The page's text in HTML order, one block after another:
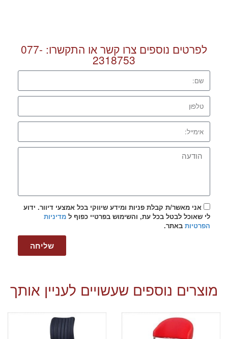
לפרטים נוספים צרו קשר או התקשרו: 077-
2318753
אני מאשר/ת קבלת פניות ומידע שיווקי בכל אמצעי דיוור. ידוע
לי שאוכל לבטל בכל עת, והשימוש בפרטיי כפוף ל מדיניות
הפרטיות באתר.
שליחה
מוצרים נוספים שעשויים לעניין אותך